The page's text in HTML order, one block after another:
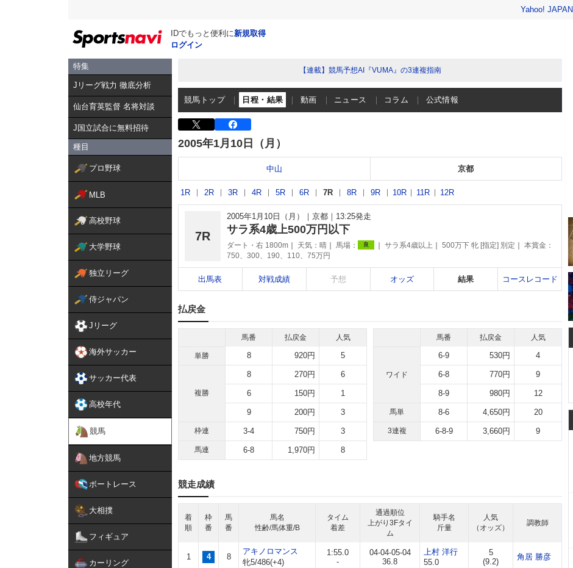
Yahoo! JAPAN
IDでもっと便利に新規取得
ログイン
特集
Jリーグ戦力 徹底分析
仙台育英監督 名将対談
J国立試合に無料招待
種目
プロ野球
MLB
高校野球
大学野球
独立リーグ
侍ジャパン
Jリーグ
海外サッカー
サッカー代表
高校年代
競馬
地方競馬
ボートレース
大相撲
フィギュア
カーリング
【連載】競馬予想AI『VUMA』の3連複指南
競馬トップ 日程・結果 動画 ニュース コラム 公式情報
2005年1月10日（月）
中山 京都
1R 2R 3R 4R 5R 6R 7R 8R 9R 10R 11R 12R
7R
2005年1月10日（月） 京都 13:25発走
サラ系4歳上500万円以下
ダート・右 1800m 天気： 晴 馬場： 良 サラ系4歳以上 500万下 牝 [指定] 別定
本賞金：
750、300、190、110、75万円
出馬表 対戦成績 予想 オッズ 結果 コースレコード
払戻金
馬番 払戻金 人気
単勝 8 920円 5
複勝
8 270円 6
6 150円 1
9 200円 3
枠連 3-4 750円 3
馬連 6-8 1,970円 8
馬番 払戻金 人気
ワイド
6-9 530円 4
6-8 770円 9
8-9 980円 12
馬単 8-6 4,650円 20
3連複 6-8-9 3,660円 9
競走成績
着
順
枠
番
馬
番
馬名
性齢/馬体重/B
タイム
着差
通過順位
上がり3Fタイ
ム
騎手名
斤量
人気
（オッズ）
調教師
1 4 8
アキノロマンス
牝5/486(+4)
1:55.0
-
04-04-05-04
36.8
上村 洋行
55.0
5
(9.2)
角居 勝彦